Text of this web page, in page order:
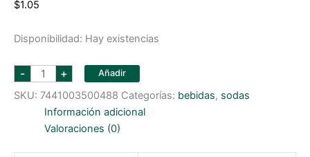
$1.05
Disponibilidad: Hay existencias
- coca
cola
600
ml
cantidad
+ Añadir
SKU: 7441003500488 Categorías: bebidas, sodas
Información adicional
Valoraciones (0)